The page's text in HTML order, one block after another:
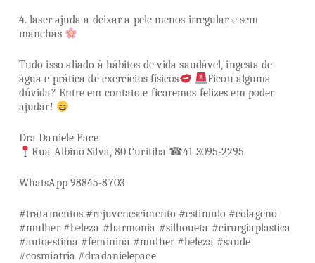
4. laser ajuda a deixar a pele menos irregular e sem
manchas
Tudo isso aliado à hábitos de vida saudável, ingesta de
água e prática de exercícios físicos
Ficou alguma
dúvida? Entre em contato e ficaremos felizes em poder
ajudar!
Dra Daniele Pace
Rua Albino Silva, 80 Curitiba ☎41 3095-2295
WhatsApp 98845-8703
#tratamentos #rejuvenescimento #estimulo #colageno
#mulher #beleza #harmonia #silhoueta #cirurgiaplastica
#autoestima #feminina #mulher #beleza #saude
#cosmiatria #dradanielepace